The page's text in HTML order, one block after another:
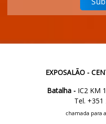
EXPOSALÃO -
Batalha -IC2 KM
Tel. +351
chamada para